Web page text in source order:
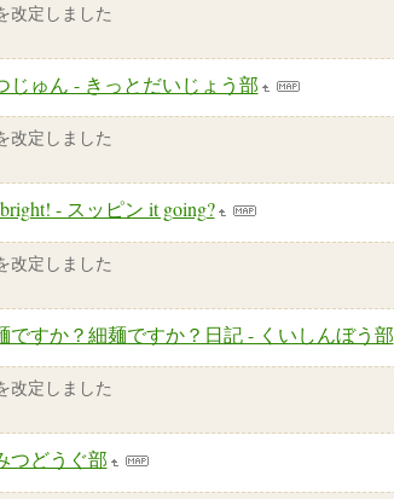
改定しました
じゅん - きっとだいじょう部
改定しました
- スッピン it going?
改定しました
ですか？細麺ですか？日記 - くいしんぼう部
改定しました
つどうぐ部